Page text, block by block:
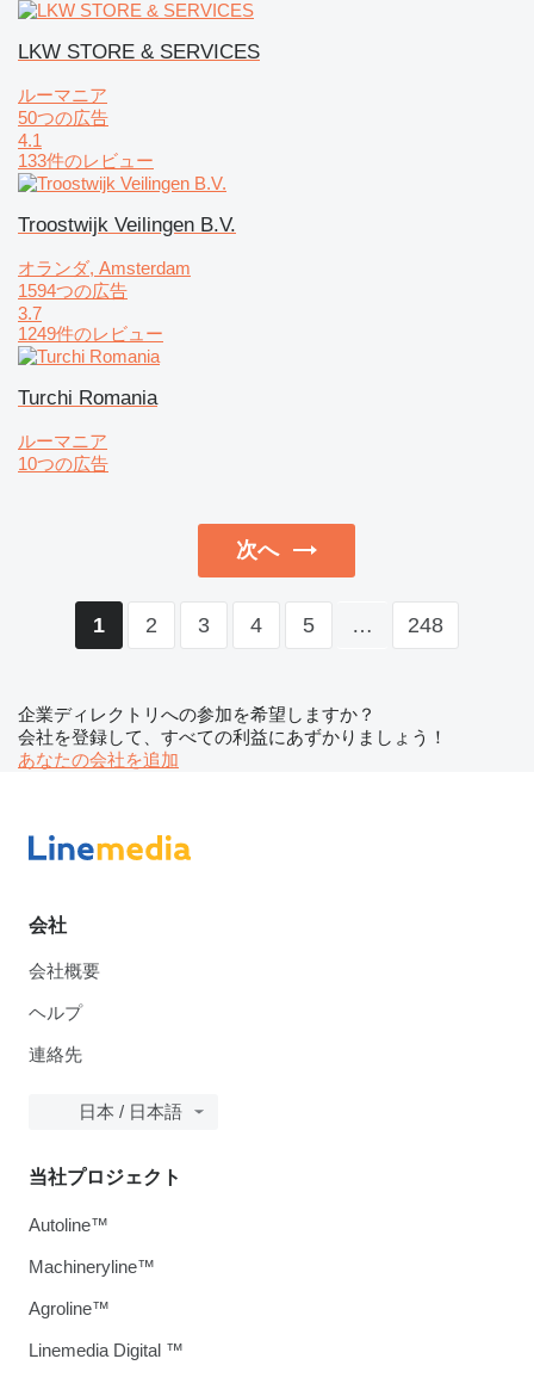
LKW STORE & SERVICES
ルーマニア
50つの広告
4.1
133件のレビュー
Troostwijk Veilingen B.V.
オランダ, Amsterdam
1594つの広告
3.7
1249件のレビュー
Turchi Romania
ルーマニア
10つの広告
次へ
1 2 3 4 5 … 248
企業ディレクトリへの参加を希望しますか？
会社を登録して、すべての利益にあずかりましょう！
あなたの会社を追加
会社
会社概要
ヘルプ
連絡先
日本 / 日本語
当社プロジェクト
Autoline™
Machineryline™
Agroline™
Linemedia Digital ™